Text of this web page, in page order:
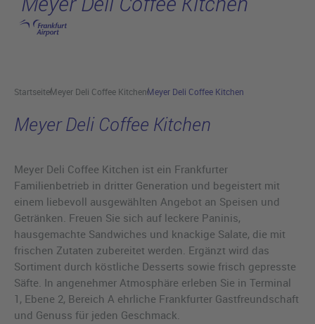
Hauptinhalt anspringen
StartseiteMeyer Deli Coffee KitchenMeyer Deli Coffee Kitchen
Meyer Deli Coffee Kitchen
Meyer Deli Coffee Kitchen ist ein Frankfurter
Familienbetrieb in dritter Generation und begeistert mit
einem liebevoll ausgewählten Angebot an Speisen und
Getränken. Freuen Sie sich auf leckere Paninis,
hausgemachte Sandwiches und knackige Salate, die mit
frischen Zutaten zubereitet werden. Ergänzt wird das
Sortiment durch köstliche Desserts sowie frisch gepresste
Säfte. In angenehmer Atmosphäre erleben Sie in Terminal
1, Ebene 2, Bereich A ehrliche Frankfurter Gastfreundschaft
und Genuss für jeden Geschmack.